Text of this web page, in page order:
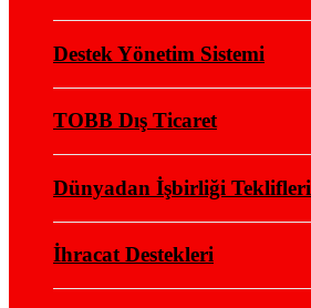
Destek Yönetim Sistemi
TOBB Dış Ticaret
Dünyadan İşbirliği Teklifleri
İhracat Destekleri